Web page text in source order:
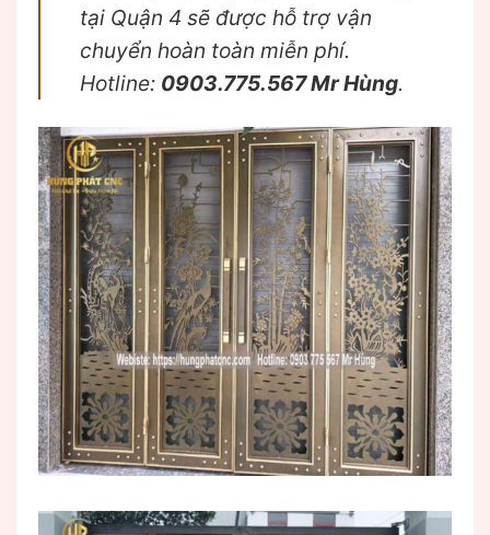
tại Quận 4 sẽ được hỗ trợ vận
chuyển hoàn toàn miễn phí.
Hotline: 0903.775.567 Mr Hùng.